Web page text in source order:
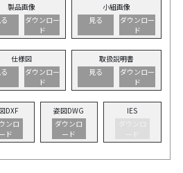
製品画像
ダウンロー
ド
小組画像
見る
ダウンロー
ド
仕様図
ダウンロー
ド
取扱説明書
見る
ダウンロー
ド
DXF
ンロ
ード
姿図DWG
ダウンロ
ード
IES